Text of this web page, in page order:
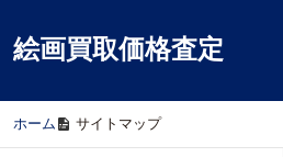
絵画買取価格査定
ホーム / サイトマップ